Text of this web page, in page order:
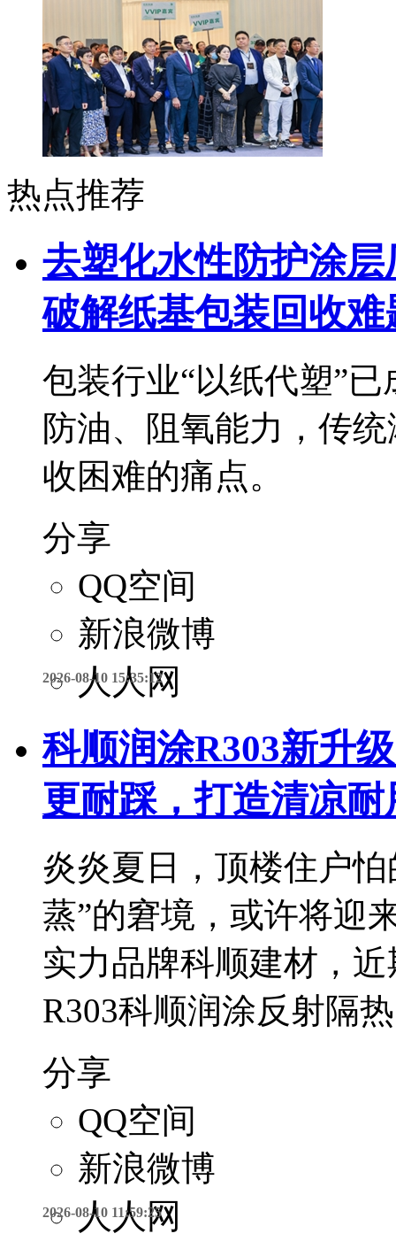
热点推荐
去塑化水性防护涂
破解纸基包装回收难
包装行业“以纸代塑”
防油、阻氧能力，传
收困难的痛点。
2026-08-10 15:35:12
分享
QQ空间
新浪微博
人人网
科顺润涂R303新升
更耐踩，打造清凉
炎炎夏日，顶楼住户
蒸”的窘境，或许将迎
实力品牌科顺建材，
R303科顺润涂反射隔
2026-08-10 11:59:25
分享
QQ空间
新浪微博
人人网